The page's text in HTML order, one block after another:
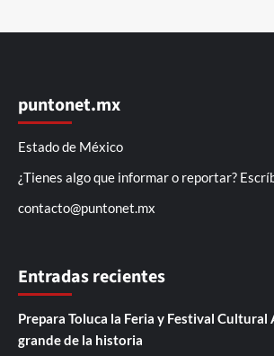
puntonet.mx
Estado de México
¿Tienes algo que informar o reportar?
contacto@puntonet.mx
Entradas recientes
Prepara Toluca la Feria y Festival Cultural
grande de la historia